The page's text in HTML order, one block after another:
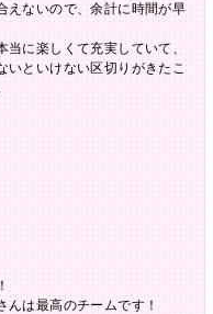
えないので、余計に時間が早
当に楽しくて充実していて、
いといけない区切りがきたこ
んは最高のチームです！